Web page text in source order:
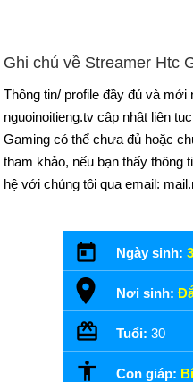
Ghi chú về Streamer Htc
Thông tin/ profile đầy đủ và
nguoinoitieng.tv cập nhật liên
Gaming có thể chưa đủ hoặc
tham khảo, nếu bạn thấy thông
hệ với chúng tôi qua email:
Ngày sinh: 3
Nơi sinh:
Tuổi: 30
Con giáp: